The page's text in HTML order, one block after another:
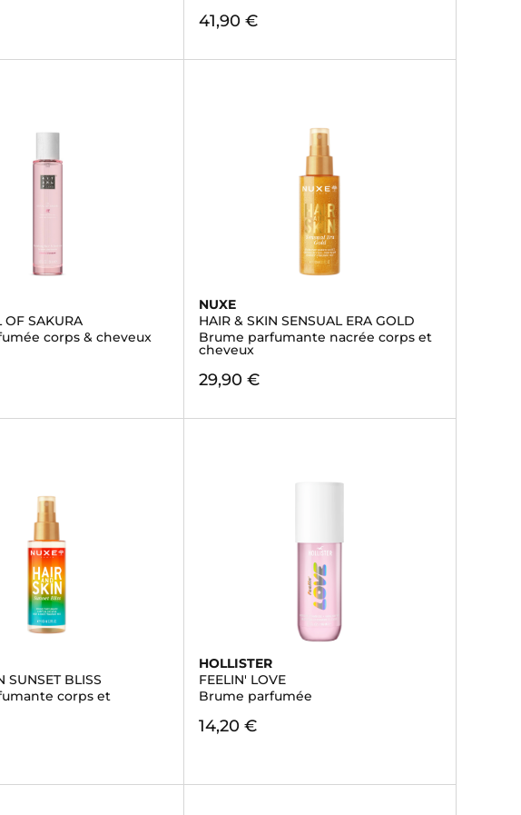
41,90 €
OF SAKURA
corps & cheveux
NUXE
HAIR & SKIN SENSUAL ERA GOLD
Brume parfumante nacrée corps et
cheveux
29,90 €
SUNSET BLISS
corps et
HOLLISTER
FEELIN' LOVE
Brume parfumée
14,20 €